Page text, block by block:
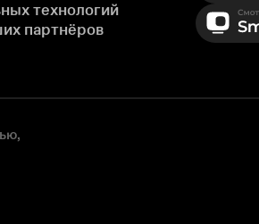
технологий
партнёров